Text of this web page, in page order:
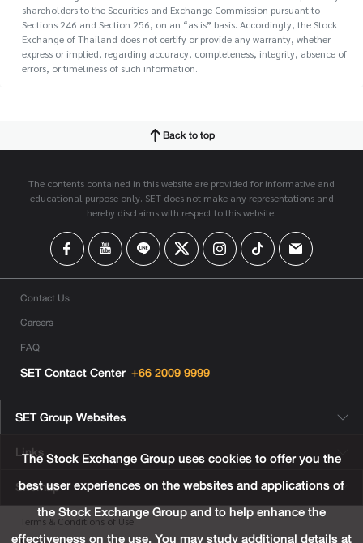
shareholders to the Securities and Exchange Commission pursuant to
Sections 246 and Section 256, on an “as is” basis. Accordingly, the Stock
Exchange of Thailand does not certify or provide any warranty, whether
express or implied, regarding accuracy, completeness, integrity, absence of
errors, or timeliness of such information.
Back to top
The contents contained in this website are provided for informative and
educational purpose only. SET does not make any representations and
hereby disclaims with respect to this website.
Contact Us
Careers
FAQ
SET Contact Center +66 2009 9999
SET Group Websites
Links
Sitemap
Terms & Conditions of Use
The Stock Exchange Group uses cookies to offer you the
best user experiences on the websites and applications of
the Stock Exchange Group and to help enhance the